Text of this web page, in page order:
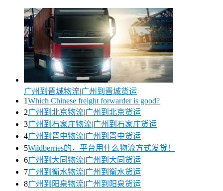
广州到晋城物流|广州到晋城货运
1Which Chinese freight forwarder is good?
2广州到北京物流|广州到北京货运
3广州到石家庄物流|广州到石家庄货运
4广州到晋中物流|广州到晋中货运
5Wildberries的，平台用什么物流方式发货！
6广州到大同物流|广州到大同货运
7广州到衡水物流|广州到衡水货运
8广州到阳泉物流|广州到阳泉货运